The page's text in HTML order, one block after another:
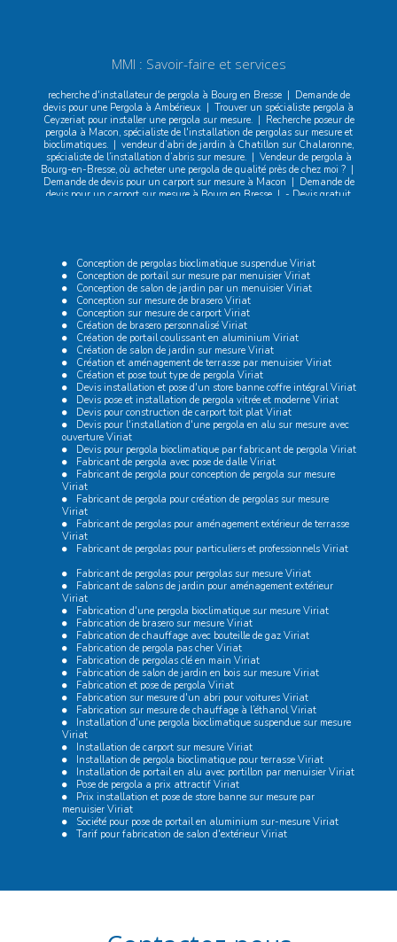
MMI : Savoir-faire et services
recherche d'installateur de pergola à Bourg en Bresse| Demande de
devis pour une Pergola à Ambérieux
Trouver un spécialiste pergola à
Ceyzeriat pour installer une pergola sur mesure.| Recherche poseur de
pergola à Macon, spécialiste de l'installation de pergolas sur mesure et
bioclimatiques.
vendeur d’abri de jardin à Chatillon sur Chalaronne,
spécialiste de l’installation d’abris sur mesure.| Vendeur de pergola à
Bourg-en-Bresse, où acheter une pergola de qualité près de chez moi ?
Demande de devis pour un carport sur mesure à Macon
Demande de
devis pour un carport sur mesure à Bourg en Bresse | - Devis gratuit
Devis gratuit pour pergola bioclimatique sur mesure en aluminium
et pose de pergola sur terrasse contre un mur avec préparation du
terrain à Bourg-en-Bresse|Fabrication et installation de carports, et
store banne sur Ambérieu-en-Bugey |Recherche vendeur de pergola à
Buellas, spécialiste des pergolas sur mesure et bioclimatiques pour mon
extérieur|Vendeur de carport à Bourg-en-Bresse, où acheter un
carport sur mesure pour ma maison ?| Recherche poseur de pergola à
Montrevel en Bresse, spécialiste de l'installation de pergolas sur mesure
et bioclimatiques.|Trouver un vendeur de pergola à Vonnas, expert en
pergolas sur mesure pour mon jardin.| Recherche vendeur de pergola
près de Montagnat, spécialiste des pergolas sur mesure et bioclimatiques.
Des professionnels spécialistes de la pose de pergolas à votre service
Bourg-en-Bresse,|Demande de devis pour une Pergola à Macon|
Fabrication et installation de pergolas et de carports sur mesure à Bourg
en Bresse| Fabricant de pergolas bioclimatiques sur la communes de
Viriat |Des professionnels spécialistes de la pose de pergolas sur
Ambérieux|devis pour un carport aluminium équipé d'un plafonnier
avec éclairage led Bourg-en-Bresse
Conception de pergolas bioclimatique suspendue Viriat
Conception de portail sur mesure par menuisier Viriat
Conception de salon de jardin par un menuisier Viriat
Conception sur mesure de brasero Viriat
Conception sur mesure de carport Viriat
Création de brasero personnalisé Viriat
Création de portail coulissant en aluminium Viriat
Création de salon de jardin sur mesure Viriat
Création et aménagement de terrasse par menuisier Viriat
Création et pose tout type de pergola Viriat
Devis installation et pose d'un store banne coffre intégral Viriat
Devis pose et installation de pergola vitrée et moderne Viriat
Devis pour construction de carport toit plat Viriat
Devis pour l'installation d'une pergola en alu sur mesure avec
ouverture Viriat
Devis pour pergola bioclimatique par fabricant de pergola Viriat
Fabricant de pergola avec pose de dalle Viriat
Fabricant de pergola pour conception de pergola sur mesure
Viriat
Fabricant de pergola pour création de pergolas sur mesure
Viriat
Fabricant de pergolas pour aménagement extérieur de terrasse
Viriat
Fabricant de pergolas pour particuliers et professionnels Viriat
Fabricant de pergolas pour pergolas sur mesure Viriat
Fabricant de salons de jardin pour aménagement extérieur
Viriat
Fabrication d'une pergola bioclimatique sur mesure Viriat
Fabrication de brasero sur mesure Viriat
Fabrication de chauffage avec bouteille de gaz Viriat
Fabrication de pergola pas cher Viriat
Fabrication de pergolas clé en main Viriat
Fabrication de salon de jardin en bois sur mesure Viriat
Fabrication et pose de pergola Viriat
Fabrication sur mesure d'un abri pour voitures Viriat
Fabrication sur mesure de chauffage à l’éthanol Viriat
Installation d'une pergola bioclimatique suspendue sur mesure
Viriat
Installation de carport sur mesure Viriat
Installation de pergola bioclimatique pour terrasse Viriat
Installation de portail en alu avec portillon par menuisier Viriat
Pose de pergola a prix attractif Viriat
Prix installation et pose de store banne sur mesure par
menuisier Viriat
Société pour pose de portail en aluminium sur-mesure Viriat
Tarif pour fabrication de salon d'extérieur Viriat